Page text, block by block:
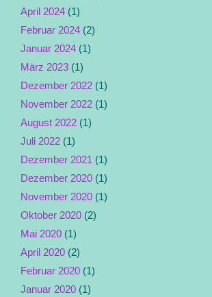
April 2024 (1)
Februar 2024 (2)
Januar 2024 (1)
März 2023 (1)
Dezember 2022 (1)
November 2022 (1)
August 2022 (1)
Juli 2022 (1)
Dezember 2021 (1)
Dezember 2020 (1)
November 2020 (1)
Oktober 2020 (2)
Mai 2020 (1)
April 2020 (2)
Februar 2020 (1)
Januar 2020 (1)